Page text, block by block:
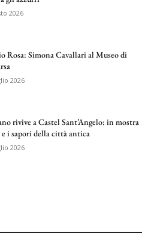
2026
Rosa: Simona Cavallari al Museo di
2026
rivive a Castel Sant’Angelo: in mostra
e i sapori della città antica
2026